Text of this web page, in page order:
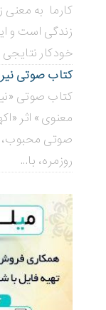
کارما به معنی
زندگی است و
خودکار نتایجی
کتاب صوتی
کتاب صوتی
معنوی» اثر
صوتی محبوب،
روزمره، با...